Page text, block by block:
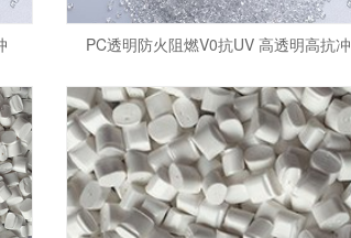
PC透明防火阻燃V0抗UV 高透明高抗冲